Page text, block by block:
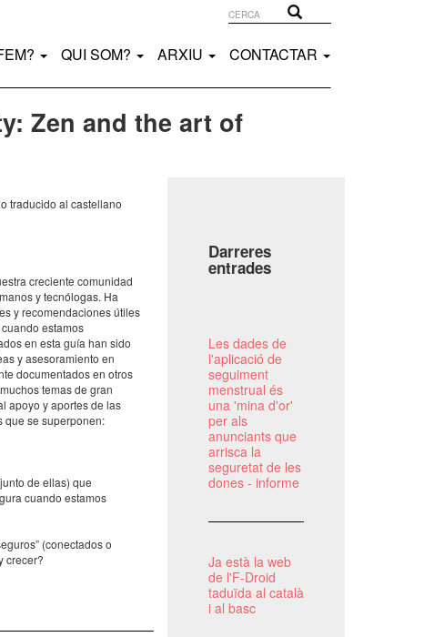
QUI SOM? ARXIU CONTACTAR
Zen and the art of
traducido al castellano
creciente comunidad
y tecnólogas. Ha
y recomendaciones útiles
estamos
en esta guía han sido
y asesoramiento en
documentados en otros
temas de gran
apoyo y aportes de las
que se superponen:
de ellas) que
cuando estamos
(conectados o
crecer?
Darreres
entrades
Les dades de
l'aplicació de
seguiment
menstrual és
una 'mina d'or'
per als
anunciants que
arrisca la
seguretat de les
dones - informe
Ja està la web
de l'F-Droid
taduïda al català
i al basc